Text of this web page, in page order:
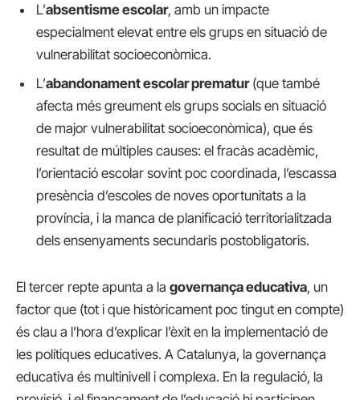
L’absentisme escolar, amb un impacte
especialment elevat entre els grups en situació de
vulnerabilitat socioeconòmica.
L’abandonament escolar prematur(que també
afecta més greument els grups socials en situació
de major vulnerabilitat socioeconòmica), que és
resultat de múltiples causes: el fracàs acadèmic,
l’orientació escolar sovint poc coordinada, l’escassa
presència d’escoles de noves oportunitats a la
província, i la manca de planificació territorialitzada
dels ensenyaments secundaris postobligatoris.
El tercer repte apunta a la governança educativa, un
factor que (tot i que històricament poc tingut en compte)
és clau a l’hora d’explicar l’èxit en la implementació de
les polítiques educatives. A Catalunya, la governança
educativa és multinivell i complexa. En la regulació, la